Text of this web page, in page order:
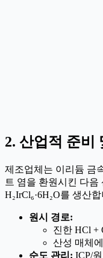
2. 산업적 준비
제조업체는 이리듐 금
트 염을 환원시킨 다음
H₂IrCl₆·6H₂O를 생산
원시 경로:
진한 HCl +
산성 매체
순도 관리: ICP/